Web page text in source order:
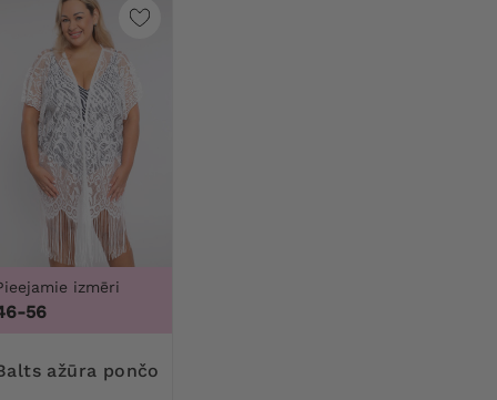
izmēri
56
Balts ažūra pončo